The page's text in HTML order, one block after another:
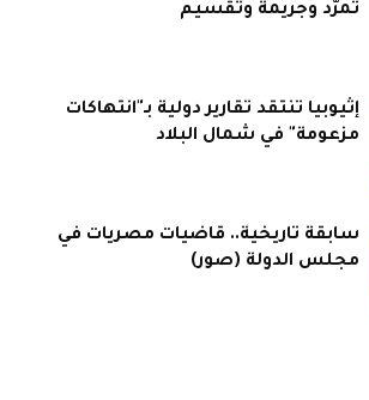
تمرّد وجريمة وتقسيم
إثيوبيا تنتقد تقارير دولية بـ"انتهاكات
مزعومة" في شمال البلاد
سابقة تاريخية.. قاضيات مصريات في
مجلس الدولة (صور)